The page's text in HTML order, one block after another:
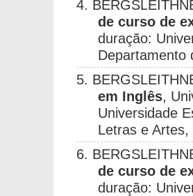
4.
de curso de
duração:
Departamento
5.
em Inglês,
Universidade
Letras e Artes,
6.
de curso de
duração: